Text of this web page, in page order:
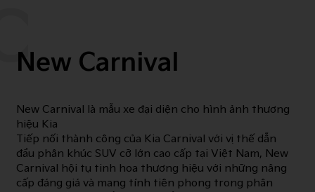
New Carnival
New Carnival là mẫu xe đại diện cho hình ảnh thương
hiệu Kia​
Tiếp nối thành công của Kia Carnival với vị thế dẫn
đầu phân khúc SUV cỡ lớn cao cấp tại Việt Nam, New
Carnival hội tụ tinh hoa thương hiệu với những nâng
cấp đáng giá và mang tính tiên phong trong phân